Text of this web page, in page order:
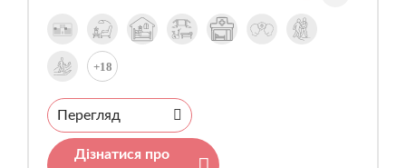
+18
Перегляд
Дізнатися про